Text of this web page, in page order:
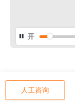
开
人工咨询